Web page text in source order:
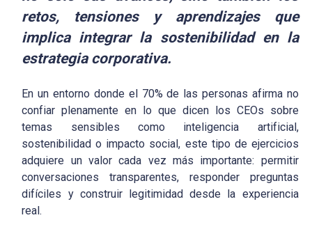
retos, tensiones y aprendizajes que
implica integrar la sostenibilidad en la
estrategia corporativa.
En un entorno donde el 70% de las personas afirma no
confiar plenamente en lo que dicen los CEOs sobre
temas sensibles como inteligencia artificial,
sostenibilidad o impacto social, este tipo de ejercicios
adquiere un valor cada vez más importante: permitir
conversaciones transparentes, responder preguntas
difíciles y construir legitimidad desde la experiencia
real.